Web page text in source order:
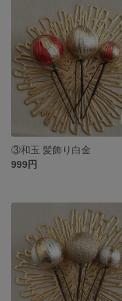
③和玉 髪飾り白金
999円